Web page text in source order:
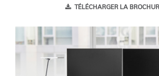
Sélectionnez votre
VALIDER
TÉLÉCHARGER LA